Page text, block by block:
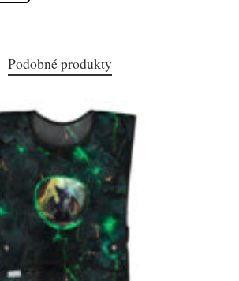
Podobné produkty